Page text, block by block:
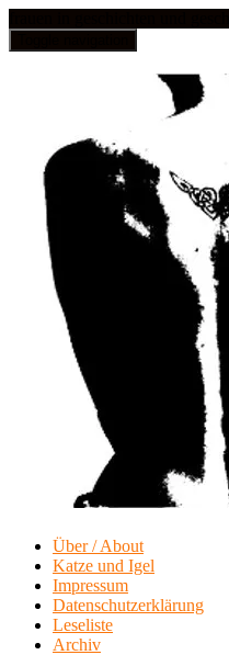
Über / About
Katze und Igel
Impressum
Datenschutzerklärung
Leseliste
Archiv